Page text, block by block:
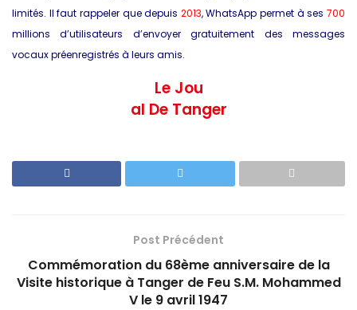
limités. Il faut rappeler que depuis 2013, WhatsApp permet à ses700
millions d’utilisateurs d’envoyer gratuitement des messages
vocaux préenregistrés à leurs amis.
Le Jou
al De Tanger
Post Précédent
Commémoration du 68ème anniversaire de la
Visite historique à Tanger de Feu S.M. Mohammed
V le 9 avril 1947